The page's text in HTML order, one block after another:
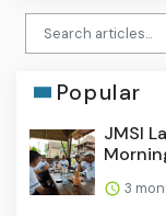
Popular
JMSI
3